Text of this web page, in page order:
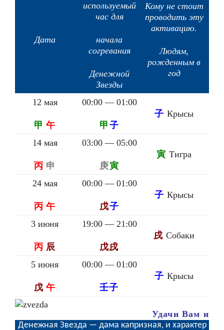
Дата
используемый
час для
начала
согревания
Денежной
Звезды
Кому не стоит
проводить эту
активацию.
Людям,
рожденным в
год
12 мая
甲 午
00:00 — 01:00
甲 子
子 Крысы
14 мая
丙 申
03:00 — 05:00
庚寅
寅 Тигра
24 мая
丙 午
00:00 — 01:00
戊子
子 Крысы
3 июня
丙 辰
19:00 — 21:00
戊戌
戌 Собаки
5 июня
戊 午
00:00 — 01:00
壬子
子 Крысы
Денежная Звезда — дама капризная, и характер
Удачи Вам и